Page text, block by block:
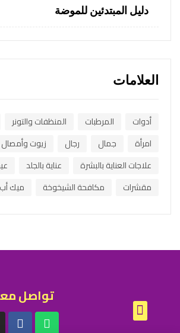
دليل المبتدئين للموضة
العلامات
أدوات المرطبات المنظفات والتونر
امرأة
جمال رجال
زيوت وأمصال
علاجات العناية بالبشرة
عناية بالجلد
مقشرات
مكافحة الشيخوخة ميك أب
تواصل